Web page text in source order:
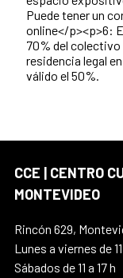
Puede tener un
online</p><p>6:
70% del colectivo
residencia legal
válido el 50%.
CCE | CENTRO
MONTEVIDEO
Rincón 629,
Lunes a viernes de 11
Sábados de 11 a 17 h